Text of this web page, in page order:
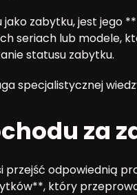
zabytku, jest jego
seriach lub modele,
statusu zabytku.
specjalistycznej
za
przejść odpowiednią
który